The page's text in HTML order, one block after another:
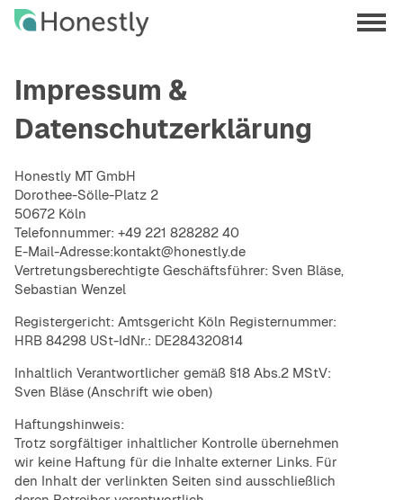
Skip
Skip
menu
Impressum &
Datenschutzerklärung
Honestly MT GmbH
Dorothee-Sölle-Platz 2
50672 Köln
Telefonnummer: +49 221 828282 40
E-Mail-Adresse:kontakt@honestly.de
Vertretungsberechtigte Geschäftsführer: Sven Bläse,
Sebastian Wenzel
Registergericht: Amtsgericht Köln Registernummer:
HRB 84298 USt-IdNr.: DE284320814
Inhaltlich Verantwortlicher gemäß §18 Abs.2 MStV:
Sven Bläse (Anschrift wie oben)
Haftungshinweis:
Trotz sorgfältiger inhaltlicher Kontrolle übernehmen
wir keine Haftung für die Inhalte externer Links. Für
den Inhalt der verlinkten Seiten sind ausschließlich